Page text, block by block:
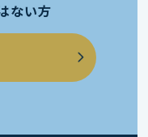
ない方